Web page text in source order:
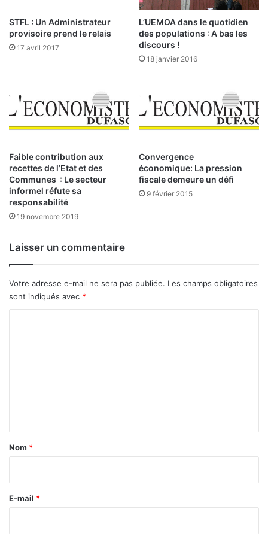
n
t
t
i
n
d
e
l
a
d
s
r
i
b
o
u
r
O
C
I
T
A
N
E
p
u
E
L
L
STFL : Un Administrateur
provisoire prend le relais
17 avril 2017
L’UEMOA dans le quotidien
des populations : A bas les
discours !
18 janvier 2016
Faible contribution aux
recettes de l’Etat et des
Communes : Le secteur
informel réfute sa
responsabilité
19 novembre 2019
Convergence
économique: La pression
fiscale demeure un défi
9 février 2015
Laisser un commentaire
Votre adresse e-mail ne sera pas publiée. Les champs obligatoires
sont indiqués avec *
a
e
Nom *
E-mail *